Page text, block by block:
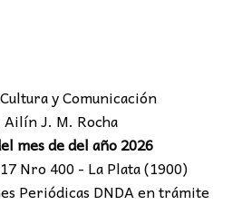
y Comunicación
J. M. Rocha
mes de del año 2026
Nro 400 - La Plata (1900)
Periódicas DNDA en trámite